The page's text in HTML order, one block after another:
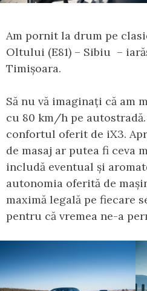
Am pornit la drum pe
Oltului (E81) – Sibiu –
Timișoara.
Să nu vă imaginați că am
cu 80 km/h pe
confortul oferit de iX3.
de masaj ar putea fi ceva
includă eventual și
autonomia oferită de
maximă legală pe fiecare
pentru că vremea ne-a